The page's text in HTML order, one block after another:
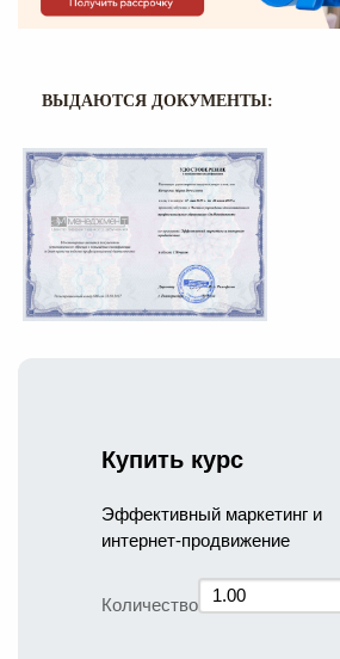
ВЫДАЮТСЯ ДОКУМЕНТЫ:
Купить курс
Эффективный маркетинг и
интернет-продвижение
Количество